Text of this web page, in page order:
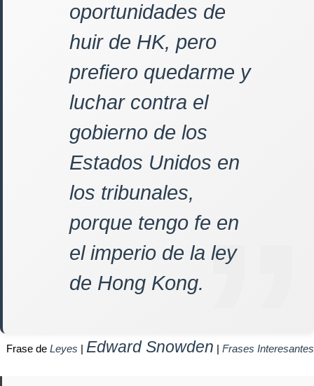
oportunidades de
huir de HK, pero
prefiero quedarme y
luchar contra el
gobierno de los
Estados Unidos en
los tribunales,
porque tengo fe en
el imperio de la ley
de Hong Kong.
Frase de Leyes | Edward Snowden | Frases Interesantes